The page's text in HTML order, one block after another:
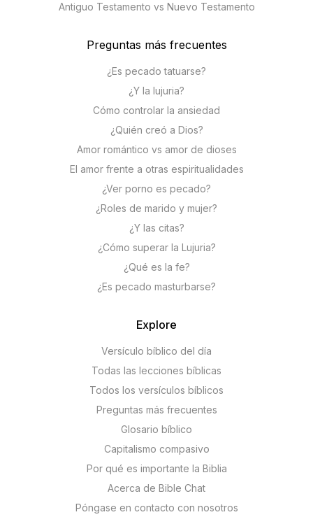
Antiguo Testamento vs Nuevo Testamento
Preguntas más frecuentes
¿Es pecado tatuarse?
¿Y la lujuria?
Cómo controlar la ansiedad
¿Quién creó a Dios?
Amor romántico vs amor de dioses
El amor frente a otras espiritualidades
¿Ver porno es pecado?
¿Roles de marido y mujer?
¿Y las citas?
¿Cómo superar la Lujuria?
¿Qué es la fe?
¿Es pecado masturbarse?
Explore
Versículo bíblico del día
Todas las lecciones bíblicas
Todos los versículos bíblicos
Preguntas más frecuentes
Glosario bíblico
Capitalismo compasivo
Por qué es importante la Biblia
Acerca de Bible Chat
Póngase en contacto con nosotros